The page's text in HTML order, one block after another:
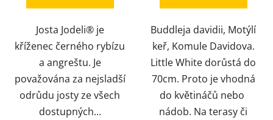
Josta Jodeli® je
kříženec černého rybízu
a angreštu. Je
považována za nejsladší
odrůdu josty ze všech
dostupných...
Buddleja davidii, Motýlí
keř, Komule Davidova.
Little White dorůstá do
70cm. Proto je vhodná
do květináčů nebo
nádob. Na terasy či